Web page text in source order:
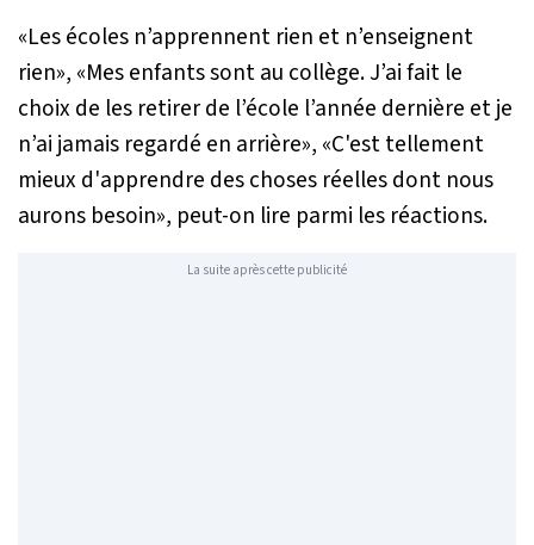
«Les écoles n’apprennent rien et n’enseignent
rien», «Mes enfants sont au collège. J’ai fait le
choix de les retirer de l’école l’année dernière et je
n’ai jamais regardé en arrière», «C'est tellement
mieux d'apprendre des choses réelles dont nous
aurons besoin», peut-on lire parmi les réactions.
La suite après cette publicité